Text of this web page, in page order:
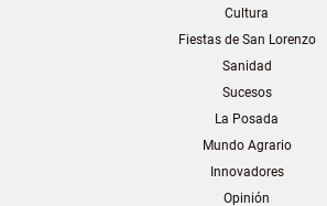
Cultura
Fiestas de San Lorenzo
Sanidad
Sucesos
La Posada
Mundo Agrario
Innovadores
Opinión